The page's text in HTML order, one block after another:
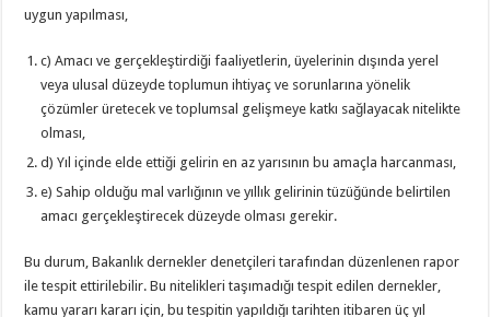
uygun yapılması,
c) Amacı ve gerçekleştirdiği faaliyetlerin, üyelerinin dışında yerel
veya ulusal düzeyde toplumun ihtiyaç ve sorunlarına yönelik
çözümler üretecek ve toplumsal gelişmeye katkı sağlayacak nitelikte
olması,
d) Yıl içinde elde ettiği gelirin en az yarısının bu amaçla harcanması,
e) Sahip olduğu mal varlığının ve yıllık gelirinin tüzüğünde belirtilen
amacı gerçekleştirecek düzeyde olması gerekir.
Bu durum, Bakanlık dernekler denetçileri tarafından düzenlenen rapor
ile tespit ettirilebilir. Bu nitelikleri taşımadığı tespit edilen dernekler,
kamu yararı kararı için, bu tespitin yapıldığı tarihten itibaren üç yıl